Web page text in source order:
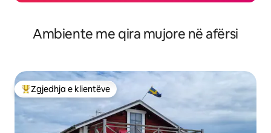
Ambiente me qira mujore në afërsi
Më të mirat e zgjedhjeve të klientëve
Zgjedhja e klientëve